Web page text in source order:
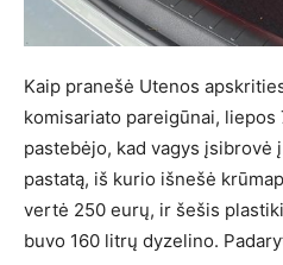
Kaip pranešė Utenos
komisariato pareigūnai,
pastebėjo, kad vagys įsibrovė
pastatą, iš kurio išnešė
vertė 250 eurų, ir šešis
buvo 160 litrų dyzelino.